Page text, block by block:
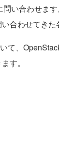
問い合わせま
合わせてきた
て、
す。